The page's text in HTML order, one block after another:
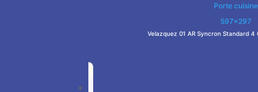
Porte cuisine
597x297
Velazquez 01 AR Syncron Standard 4